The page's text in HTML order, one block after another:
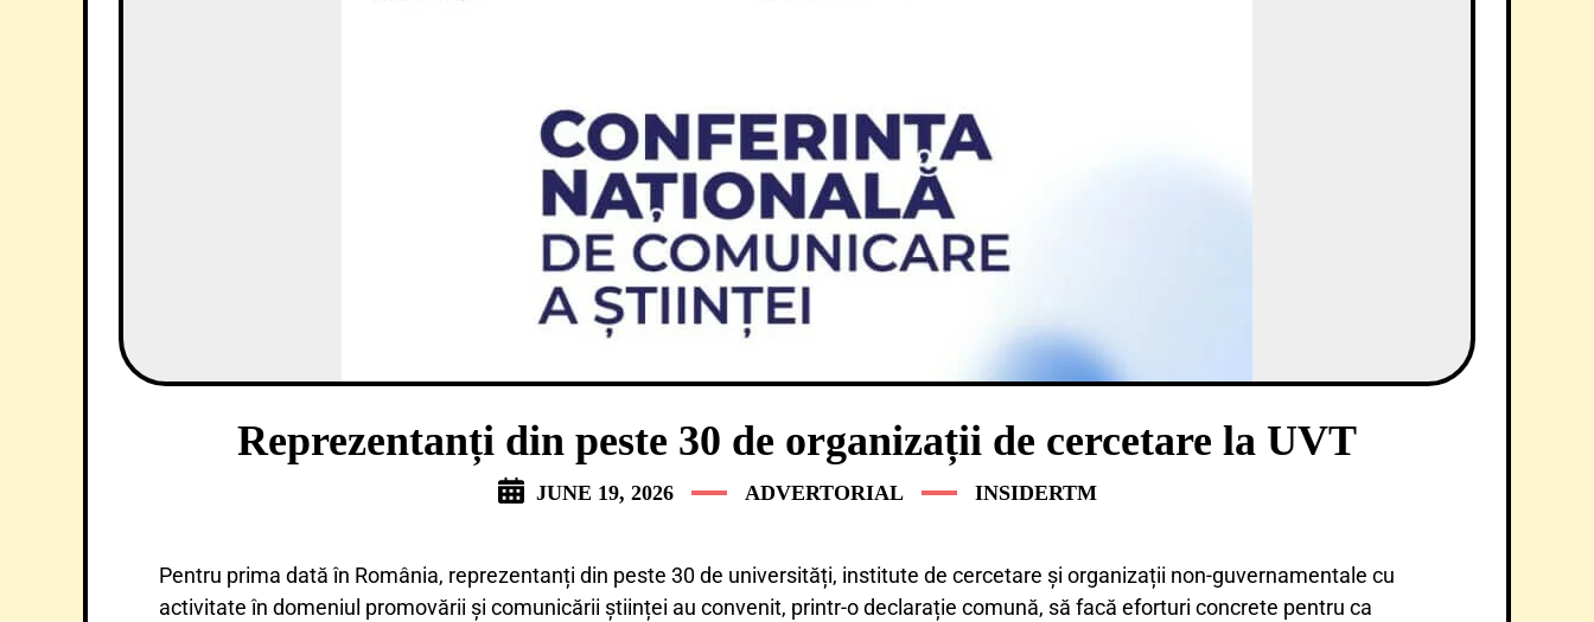
Reprezentanți din peste 30 de organizații de cercetare la UVT
JUNE 19, 2026 ADVERTORIAL INSIDERTM
Pentru prima dată în România, reprezentanți din peste 30 de universități, institute de cercetare și organizații non-guvernamentale cu
activitate în domeniul promovării și comunicării științei au convenit, printr-o declarație comună, să facă eforturi concrete pentru ca